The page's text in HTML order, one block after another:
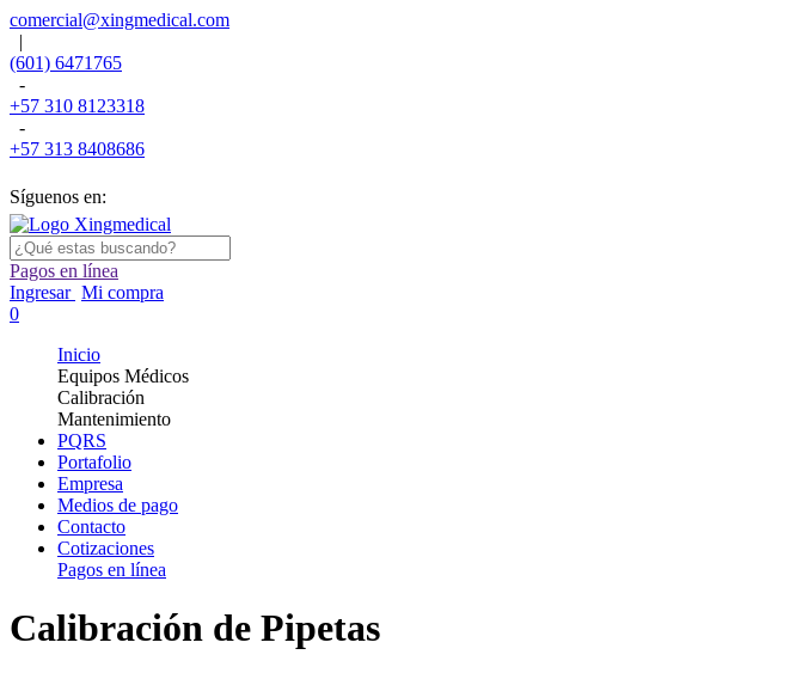
comercial@xingmedical.com
|
(601) 6471765
-
+57 310 8123318
-
+57 313 8408686
Síguenos en:
Pagos en línea
Ingresar Mi compra
0
Inicio
Equipos Médicos
Calibración
Mantenimiento
PQRS
Portafolio
Empresa
Medios de pago
Contacto
Cotizaciones
Pagos en línea
Calibración de Pipetas